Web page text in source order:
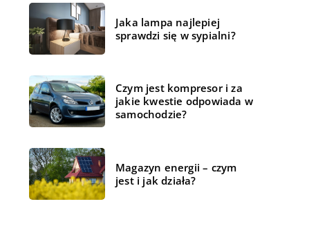
Jaka lampa najlepiej
sprawdzi się w sypialni?
Czym jest kompresor i za
jakie kwestie odpowiada w
samochodzie?
Magazyn energii – czym
jest i jak działa?